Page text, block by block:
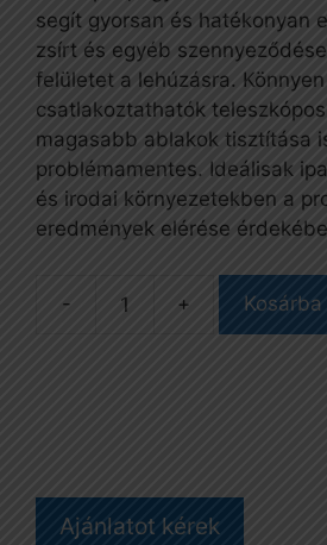
segít gyorsan és hatékonyan
zsírt és egyéb
felületet a lehúzásra. Könnyen
csatlakoztathatók
magasabb ablakok tisztítása
problémamentes. Ideálisak
és irodai környezetekben a
eredmények elérése
Ablakvizező
mennyiség
Ajánlatot kérek